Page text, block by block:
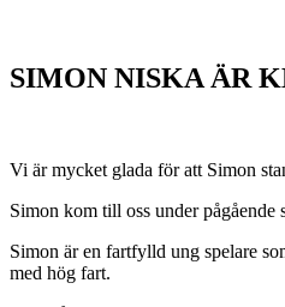
SIMON NISKA ÄR
Vi är mycket glada för att Simon
Simon kom till oss under pågående
Simon är en fartfylld ung spelare
med hög fart.